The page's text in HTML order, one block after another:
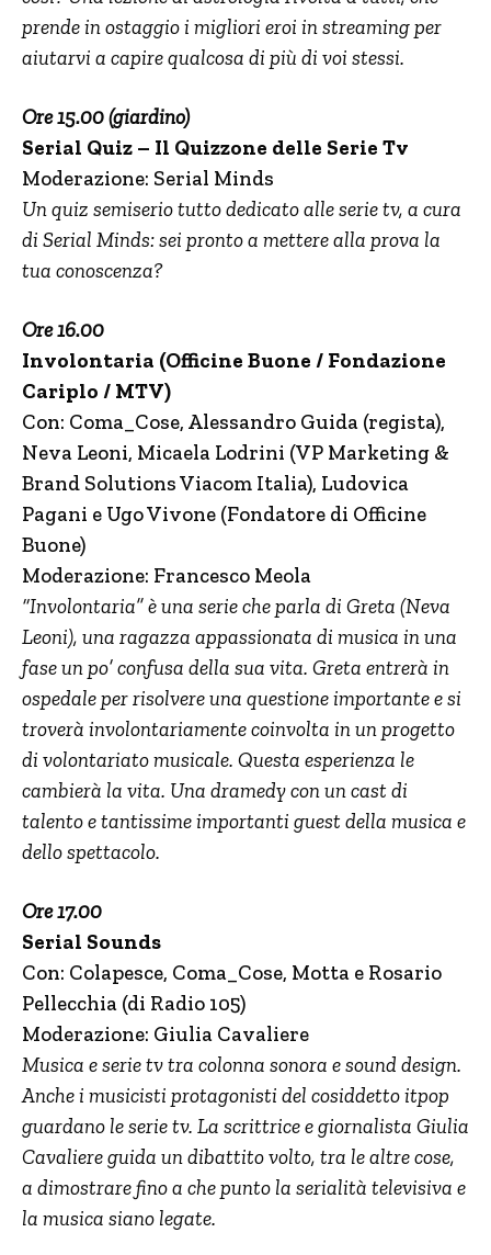
prende in ostaggio i migliori eroi in streaming per
aiutarvi a capire qualcosa di più di voi stessi.
Ore 15.00 (giardino)
Serial Quiz – Il Quizzone delle Serie Tv
Moderazione: Serial Minds
Un quiz semiserio tutto dedicato alle serie tv, a cura
di Serial Minds: sei pronto a mettere alla prova la
tua conoscenza?
Ore 16.00
Involontaria (Officine Buone / Fondazione
Cariplo / MTV)
Con: Coma_Cose, Alessandro Guida (regista),
Neva Leoni, Micaela Lodrini (VP Marketing &
Brand Solutions Viacom Italia), Ludovica
Pagani e Ugo Vivone (Fondatore di Officine
Buone)
Moderazione: Francesco Meola
“Involontaria” è una serie che parla di Greta (Neva
Leoni), una ragazza appassionata di musica in una
fase un po’ confusa della sua vita. Greta entrerà in
ospedale per risolvere una questione importante e si
troverà involontariamente coinvolta in un progetto
di volontariato musicale. Questa esperienza le
cambierà la vita. Una dramedy con un cast di
talento e tantissime importanti guest della musica e
dello spettacolo.
Ore 17.00
Serial Sounds
Con: Colapesce, Coma_Cose, Motta e Rosario
Pellecchia (di Radio 105)
Moderazione: Giulia Cavaliere
Musica e serie tv tra colonna sonora e sound design.
Anche i musicisti protagonisti del cosiddetto itpop
guardano le serie tv. La scrittrice e giornalista Giulia
Cavaliere guida un dibattito volto, tra le altre cose,
a dimostrare fino a che punto la serialità televisiva e
la musica siano legate.